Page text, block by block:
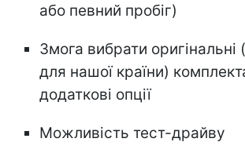
або певний пробіг)
Змога вибрати оригінальні
для нашої країни)
додаткові опції
Можливість тест-драйву